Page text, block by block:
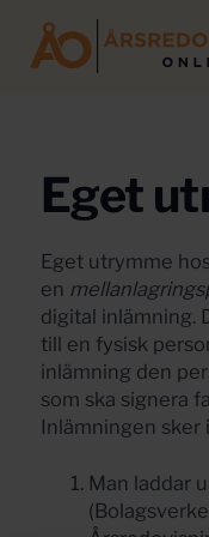
Eget
Eget utrymme
en
digital inlämning.
till en fysisk
inlämning den
som ska signera
Inlämningen sker
Man laddar